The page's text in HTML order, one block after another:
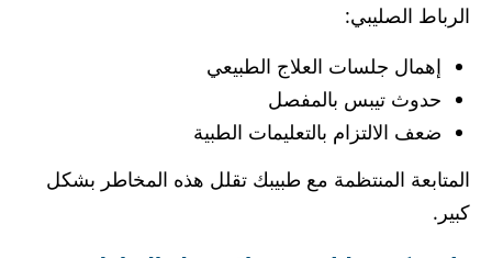
الرباط الصليبي:
إهمال جلسات العلاج الطبيعي
حدوث تيبس بالمفصل
ضعف الالتزام بالتعليمات الطبية
المتابعة المنتظمة مع طبيبك تقلل هذه المخاطر بشكل
كبير.